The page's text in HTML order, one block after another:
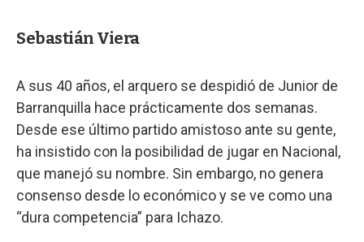
Sebastián Viera
A sus 40 años, el arquero se despidió de Junior de
Barranquilla hace prácticamente dos semanas.
Desde ese último partido amistoso ante su gente,
ha insistido con la posibilidad de jugar en Nacional,
que manejó su nombre. Sin embargo, no genera
consenso desde lo económico y se ve como una
“dura competencia” para Ichazo.